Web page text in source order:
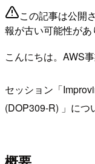
この記事は公開
報が古い可能性があ
こんにちは。AWS
セッション「
(DOP309-R) 」につ